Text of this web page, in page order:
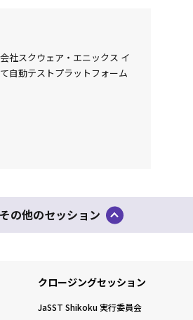
の理論と実践
90分拡張版 –
社スクウェア・エニックス イ
自動テストプラットフォーム
その他のセッション
クロージングセッション
JaSST Shikoku 実行委員会